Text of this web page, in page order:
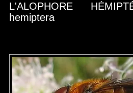
L'ALOPHORE
hemiptera